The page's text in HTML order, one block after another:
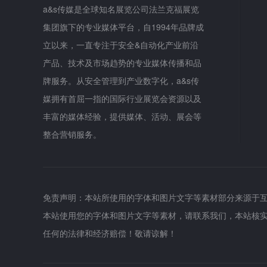
a&s传媒是全球知名展览公司法兰克福展览
集团旗下的专业媒体平台，自1994年品牌成
立以来，一直专注于安全&自动化产业前沿
产品、技术及市场趋势的专业媒体传播和品
牌服务。从安全管理到产业数字化，a&s传
媒拥有首屈一指的国际行业展览会资源以及
丰富的媒体经验，提供媒体、活动、展会等
整合营销服务。
免责声明：本站所使用的字体和图片文字等素材部分来源
本站使用您的字体和图片文字等素材，请联系我们，本站
任何的法律和经济赔偿！敬请谅解！